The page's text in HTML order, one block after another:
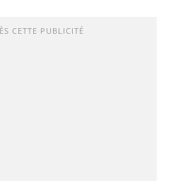
CETTE PUBLICITÉ